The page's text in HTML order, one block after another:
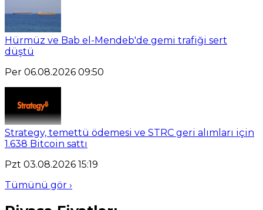
Hürmüz ve Bab el-Mendeb'de gemi trafiği sert
düştü
Per 06.08.2026 09:50
Strategy, temettü ödemesi ve STRC geri alımları için
1.638 Bitcoin sattı
Pzt 03.08.2026 15:19
Tümünü gör ›